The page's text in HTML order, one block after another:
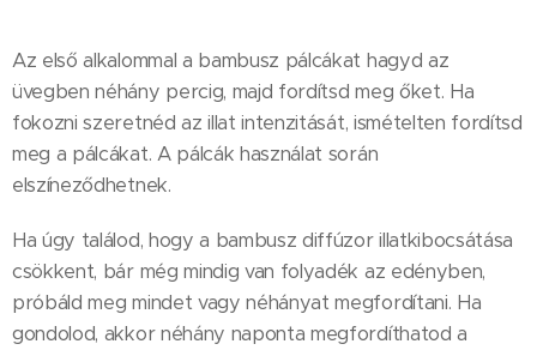
Az első alkalommal a bambusz pálcákat hagyd az
üvegben néhány percig, majd fordítsd meg őket. Ha
fokozni szeretnéd az illat intenzitását, ismételten fordítsd
meg a pálcákat. A pálcák használat során
elszíneződhetnek.
Ha úgy találod, hogy a bambusz diffúzor illatkibocsátása
csökkent, bár még mindig van folyadék az edényben,
próbáld meg mindet vagy néhányat megfordítani. Ha
gondolod, akkor néhány naponta megfordíthatod a